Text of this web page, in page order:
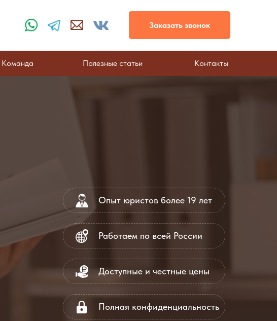
Команда Полезные статьи Контакты
Заказать звонок
Опыт юристов более 19 лет
Работаем по всей России
Доступные и честные цены
Полная конфиденциальность